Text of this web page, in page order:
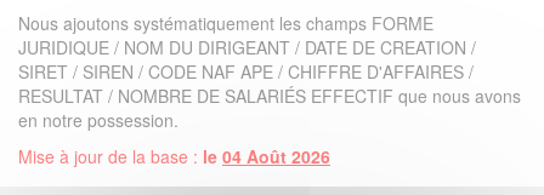
Nous ajoutons systématiquement les champs FORME
JURIDIQUE / NOM DU DIRIGEANT / DATE DE CREATION /
SIRET / SIREN / CODE NAF APE / CHIFFRE D'AFFAIRES /
RESULTAT / NOMBRE DE SALARIÉS EFFECTIF que nous avons
en notre possession.
Mise à jour de la base : le 04 Août 2026